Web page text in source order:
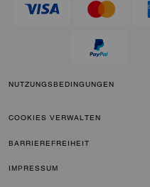
NUTZUNGSBEDINGUNGEN
COOKIES VERWALTEN
BARRIEREFREIHEIT
IMPRESSUM